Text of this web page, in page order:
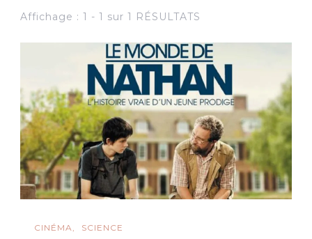
Affichage : 1 - 1 sur 1 RÉSULTATS
CINÉMA SCIENCE